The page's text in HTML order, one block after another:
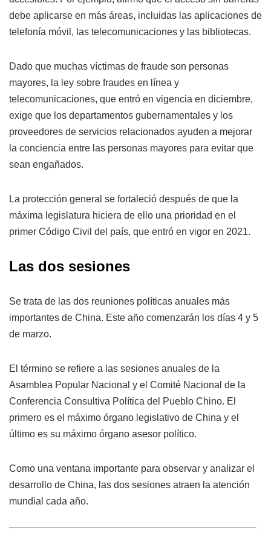
debe aplicarse en más áreas, incluidas las aplicaciones de
telefonía móvil, las telecomunicaciones y las bibliotecas.
Dado que muchas víctimas de fraude son personas
mayores, la ley sobre fraudes en línea y
telecomunicaciones, que entró en vigencia en diciembre,
exige que los departamentos gubernamentales y los
proveedores de servicios relacionados ayuden a mejorar
la conciencia entre las personas mayores para evitar que
sean engañados.
La protección general se fortaleció después de que la
máxima legislatura hiciera de ello una prioridad en el
primer Código Civil del país, que entró en vigor en 2021.
Las dos sesiones
Se trata de las dos reuniones políticas anuales más
importantes de China. Este año comenzarán los días 4 y 5
de marzo.
El término se refiere a las sesiones anuales de la
Asamblea Popular Nacional y el Comité Nacional de la
Conferencia Consultiva Política del Pueblo Chino. El
primero es el máximo órgano legislativo de China y el
último es su máximo órgano asesor político.
Como una ventana importante para observar y analizar el
desarrollo de China, las dos sesiones atraen la atención
mundial cada año.